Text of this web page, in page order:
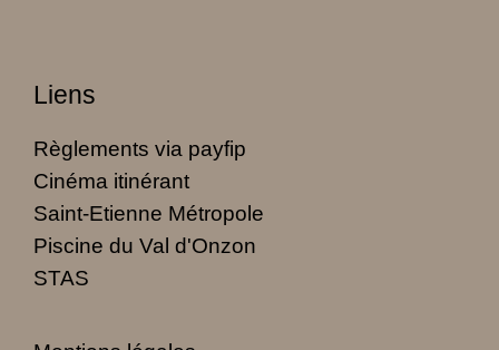
Liens
Règlements via payfip
Cinéma itinérant
Saint-Etienne Métropole
Piscine du Val d'Onzon
STAS